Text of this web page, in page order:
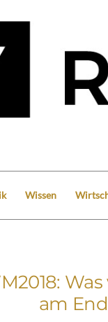
Wissen
am